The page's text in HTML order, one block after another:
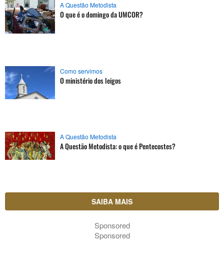
A Questão Metodista
O que é o domingo da UMCOR?
Como servimos
O ministério dos leigos
A Questão Metodista
A Questão Metodista: o que é Pentecostes?
SAIBA MAIS
Sponsored
Sponsored